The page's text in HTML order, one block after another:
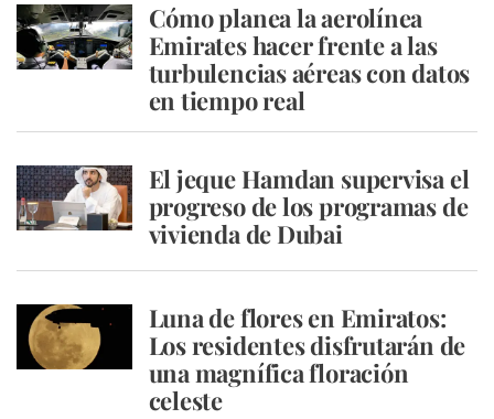
Cómo planea la aerolínea
Emirates hacer frente a las
turbulencias aéreas con datos
en tiempo real
El jeque Hamdan supervisa el
progreso de los programas de
vivienda de Dubai
Luna de flores en Emiratos:
Los residentes disfrutarán de
una magnífica floración
celeste